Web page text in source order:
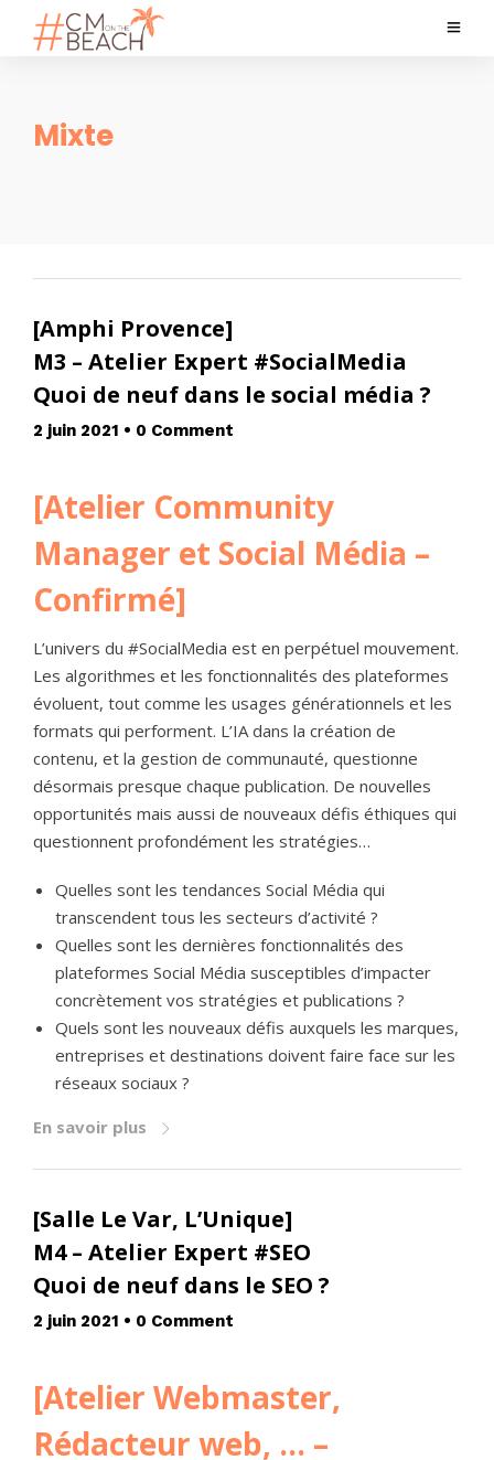
Mixte
[Amphi Provence]
M3 – Atelier Expert #SocialMedia
Quoi de neuf dans le social média ?
2 juin 2021 • 0 Comment
[Atelier Community
Manager et Social Média –
Confirmé]
L’univers du #SocialMedia est en perpétuel mouvement.
Les algorithmes et les fonctionnalités des plateformes
évoluent, tout comme les usages générationnels et les
formats qui performent. L’IA dans la création de
contenu, et la gestion de communauté, questionne
désormais presque chaque publication. De nouvelles
opportunités mais aussi de nouveaux défis éthiques qui
questionnent profondément les stratégies…
Quelles sont les tendances Social Média qui
transcendent tous les secteurs d’activité ?
Quelles sont les dernières fonctionnalités des
plateformes Social Média susceptibles d’impacter
concrètement vos stratégies et publications ?
Quels sont les nouveaux défis auxquels les marques,
entreprises et destinations doivent faire face sur les
réseaux sociaux ?
En savoir plus
[Salle Le Var, L’Unique]
M4 – Atelier Expert #SEO
Quoi de neuf dans le SEO ?
2 juin 2021 • 0 Comment
[Atelier Webmaster,
Rédacteur web, … –